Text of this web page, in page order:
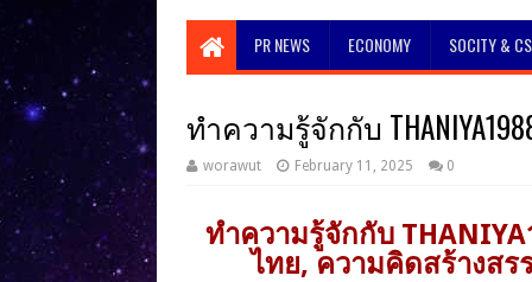
PR NEWS ECONOMY SOCITY &
ทำความรู้จักกับ
worawut February 11, 2025 0
ทำความรู้จักกับ
ไทย, ความคิดสร้างส